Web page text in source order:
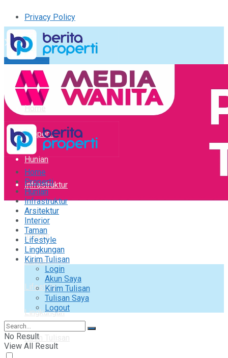
Privacy Policy
Kirim Tulisan
Tulisan Saya
Logout
Home
Properti
Hunian
Infrastruktur
Arsitektur
Interior
Taman
Lifestyle
Lingkungan
Kirim Tulisan
Home
Properti
Hunian
Infrastruktur
Arsitektur
Interior
Taman
Lifestyle
Lingkungan
Kirim Tulisan
Login
Akun Saya
Kirim Tulisan
Tulisan Saya
Logout
No Result
View All Result